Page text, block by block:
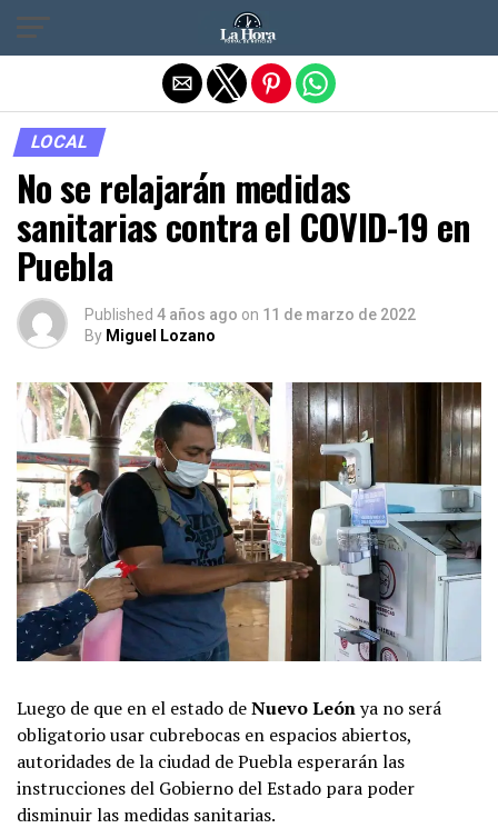
LOCAL
No se relajarán medidas
sanitarias contra el COVID-19 en
Puebla
Published 4 años ago on 11 de marzo de 2022
By Miguel Lozano
Luego de que en el estado deNuevo Leónya no será
obligatorio usar cubrebocas en espacios abiertos,
autoridades de la ciudad de Puebla esperarán las
instrucciones del Gobierno del Estado para poder
disminuir las medidas sanitarias.
Salir de la versión móvil